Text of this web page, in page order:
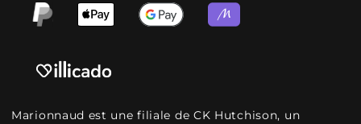
Marionnaud est une filiale de CK Hutchison, un